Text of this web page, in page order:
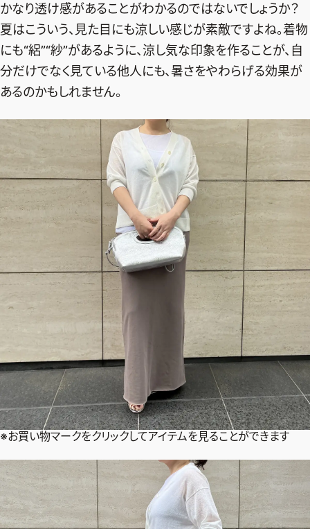
かなり透け感があることがわかるのではないでしょうか？
夏はこういう、見た目にも涼しい感じが素敵ですよね。着物
にも“絽”“紗”があるように、涼し気な印象を作ることが、自
分だけでなく見ている他人にも、暑さをやわらげる効果が
あるのかもしれません。
※お買い物マークをクリックしてアイテムを見ることができます